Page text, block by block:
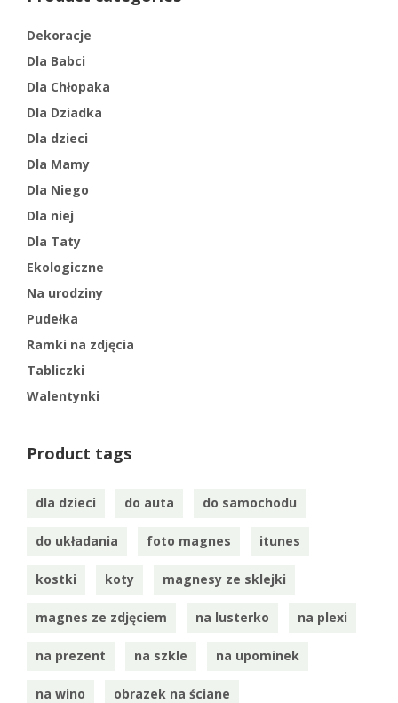
Dekoracje
Dla Babci
Dla Chłopaka
Dla Dziadka
Dla dzieci
Dla Mamy
Dla Niego
Dla niej
Dla Taty
Ekologiczne
Na urodziny
Pudełka
Ramki na zdjęcia
Tabliczki
Walentynki
Product tags
dla dzieci do auta do samochodu
do układania foto magnes itunes
kostki koty magnesy ze sklejki
magnes ze zdjęciem na lusterko na plexi
na prezent na szkle na upominek
na wino obrazek na ściane